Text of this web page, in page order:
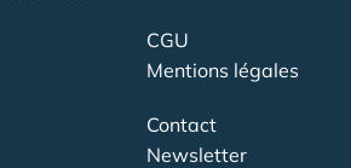
CGU
Mentions légales
Contact
Newsletter